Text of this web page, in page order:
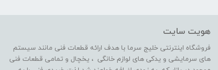
هویت سایت
فروشگاه اینترنتی خلیج سرما با هدف ارائه قطعات فنی مانند سیستم
های سرمایشی و یدکی های لوازم خانگی ، یخچال و تمامی قطعات فنی